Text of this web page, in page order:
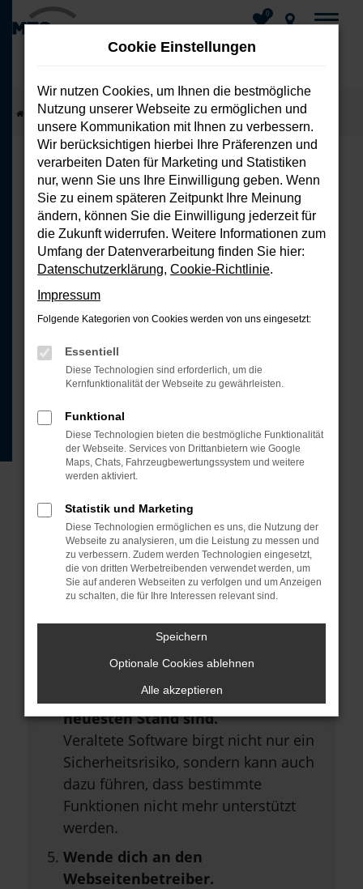
Zum
Hauptinhalt
springen
0
Startseite Fahrzeuge Fahrzeug-Showroom
FEHLER: NETWORK ERROR
Beim Laden ist ein Fehler aufgetreten.
Hier sind ein paar Tipps, die dir helfen
können:
Überprüfe deine Firewall und
deine Internetverbindung.
Laden andere Webseiten, zum
Beispiel deine Suchmaschine?
Browsererweiterungen.
Manche Erweiterungen, wie
Werbeblocker, können das Laden
bestimmter Seiten verhindern.
Funktioniert die Seite in einem
anderen Browser oder in einem
privaten Fenster?
Starte dein Gerät neu.
Das kann manchmal helfen,
vorübergehende Probleme zu
Stelle sicher, dass dein Browser
und dein Betriebssystem auf dem
neuesten Stand sind.
Veraltete Software birgt nicht nur ein
Sicherheitsrisiko, sondern kann auch
dazu führen, dass bestimmte
Funktionen nicht mehr unterstützt
werden.
Wende dich an den
Webseitenbetreiber.
Cookie Einstellungen
Wir nutzen Cookies, um Ihnen die bestmögliche
Nutzung unserer Webseite zu ermöglichen und
unsere Kommunikation mit Ihnen zu verbessern.
Wir berücksichtigen hierbei Ihre Präferenzen und
verarbeiten Daten für Marketing und Statistiken
nur, wenn Sie uns Ihre Einwilligung geben. Wenn
Sie zu einem späteren Zeitpunkt Ihre Meinung
ändern, können Sie die Einwilligung jederzeit für
die Zukunft widerrufen. Weitere Informationen zum
Umfang der Datenverarbeitung finden Sie hier:
Datenschutzerklärung, Cookie-Richtlinie.
Impressum
Folgende Kategorien von Cookies werden von uns eingesetzt:
Essentiell
Diese Technologien sind erforderlich, um die
Kernfunktionalität der Webseite zu gewährleisten.
Funktional
Diese Technologien bieten die bestmögliche Funktionalität
der Webseite. Services von Drittanbietern wie Google
Maps, Chats, Fahrzeugbewertungssystem und weitere
werden aktiviert.
Statistik und Marketing
Diese Technologien ermöglichen es uns, die Nutzung der
Webseite zu analysieren, um die Leistung zu messen und
zu verbessern. Zudem werden Technologien eingesetzt,
die von dritten Werbetreibenden verwendet werden, um
Sie auf anderen Webseiten zu verfolgen und um Anzeigen
zu schalten, die für Ihre Interessen relevant sind.
Speichern
Optionale Cookies ablehnen
Alle akzeptieren